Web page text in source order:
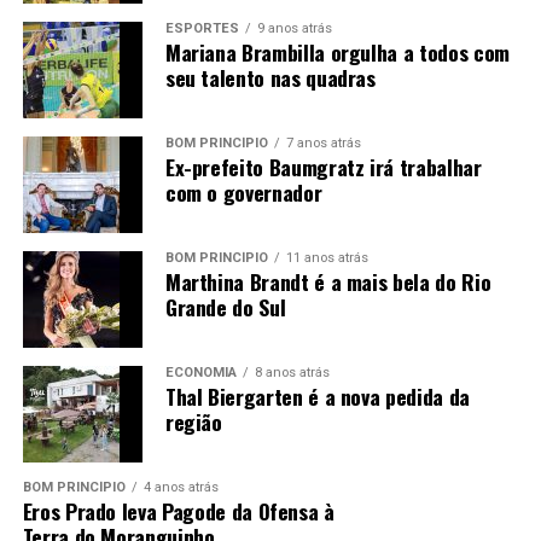
A SEGUIR
Livro dá lições legislativas aos vereadores
NÃO PERCA
12ª Kappesberg Fest conhece sua nova corte
ESPORTES 9 anos atrás
Mariana Brambilla orgulha a todos com
seu talento nas quadras
BOM PRINCÍPIO 7 anos atrás
Ex-prefeito Baumgratz irá trabalhar
com o governador
BOM PRINCÍPIO 11 anos atrás
Marthina Brandt é a mais bela do Rio
Grande do Sul
ECONOMIA 8 anos atrás
Thal Biergarten é a nova pedida da
região
BOM PRINCÍPIO 4 anos atrás
Eros Prado leva Pagode da Ofensa à